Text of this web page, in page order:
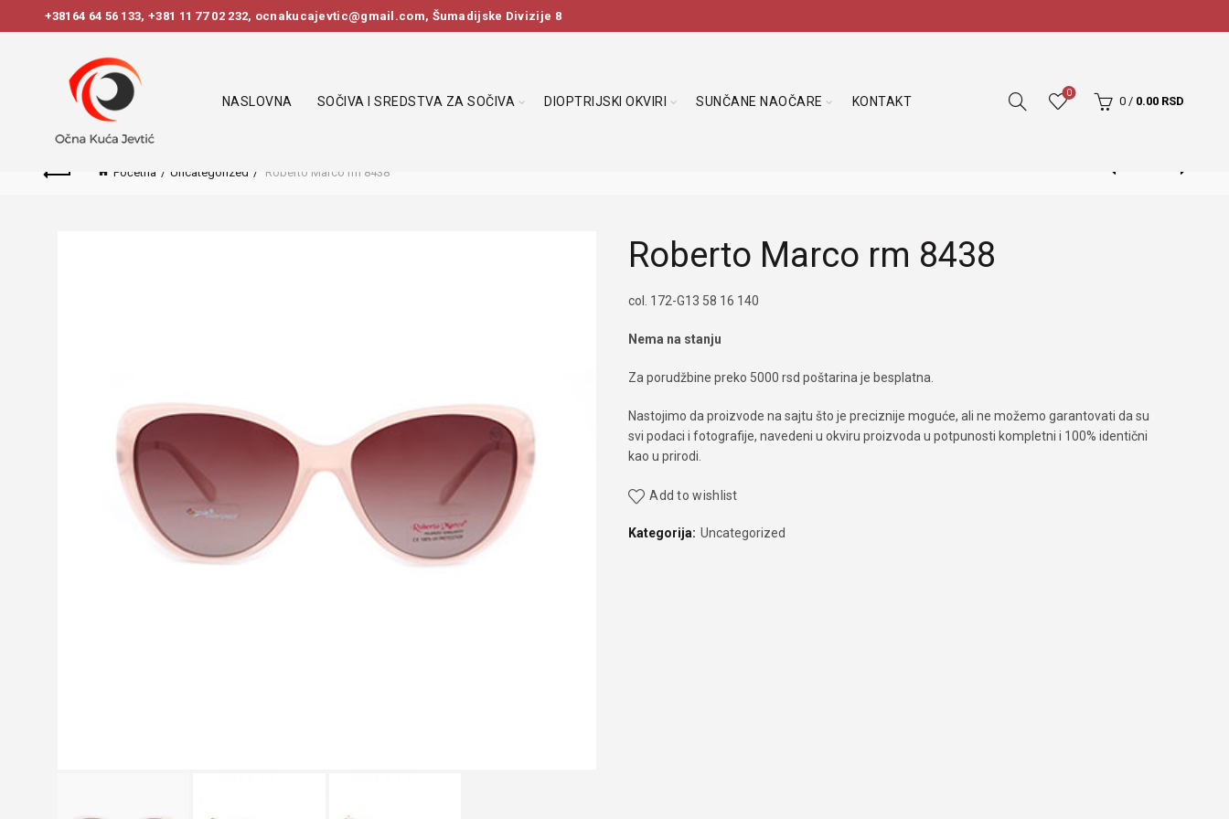
+38164 64 56 133,+381 11 77 02 232, ocnakucajevtic@gmail.com, Šumadijske Divizije 8
NASLOVNA SOČIVA I SREDSTVA ZA SOČIVA DIOPTRIJSKI OKVIRI SUNČANE NAOČARE KONTAKT
0
0 / 0.00 RSD
Početna Uncategorized Roberto Marco rm 8438
Roberto Marco rm 8438
col. 172-G13 58 16 140
Nema na stanju
Za porudžbine preko 5000 rsd poštarina je besplatna.
Nastojimo da proizvode na sajtu što je preciznije moguće, ali ne možemo garantovati da su
svi podaci i fotografije, navedeni u okviru proizvoda u potpunosti kompletni i 100% identični
kao u prirodi.
Add to wishlist
Kategorija: Uncategorized